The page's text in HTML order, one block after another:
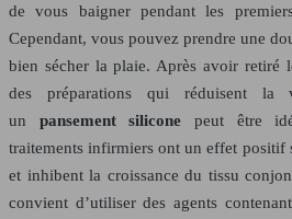
de vous baigner pendant les
Cependant, vous pouvez prendre une
bien sécher la plaie. Après avoir retiré
des préparations qui réduisent la
un pansement silicone peut être
traitements infirmiers ont un effet positif
et inhibent la croissance du tissu
convient d’utiliser des agents